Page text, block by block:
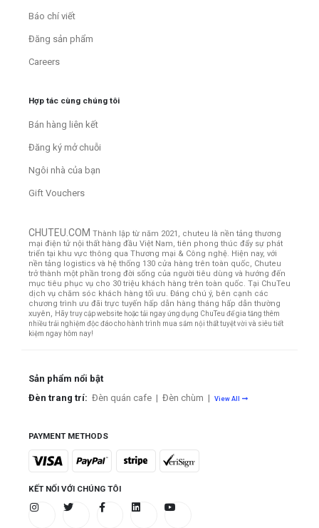
Báo chí viết
Đăng sản phẩm
Careers
Hợp tác cùng chúng tôi
Bán hàng liên kết
Đăng ký mở chuỗi
Ngôi nhà của bạn
Gift Vouchers
CHUTEU.COM Thành lập từ năm 2021, chuteu là nền tảng thương
mại điện tử nội thất hàng đầu Việt Nam, tiên phong thúc đẩy sự phát
triển tại khu vực thông qua Thương mại & Công nghệ. Hiện nay, với
nền tảng logistics và hệ thống 130 cửa hàng trên toàn quốc, Chuteu
trở thành một phần trong đời sống của người tiêu dùng và hướng đến
mục tiêu phục vụ cho 30 triệu khách hàng trên toàn quốc. Tại ChuTeu
dịch vụ chăm sóc khách hàng tối ưu. Đáng chú ý, bên cạnh các
chương trình ưu đãi trực tuyến hấp dẫn hàng tháng hấp dẫn thường
xuyên,
Hãy truy cập website hoặc tải ngay ứng dụng ChuTeu để gia tăng thêm
nhiều trải nghiệm độc đáo cho hành trình mua sắm nội thất tuyệt vời và siêu tiết
kiệm ngay hôm nay!
Sản phẩm nổi bật
Đèn trang trí: Đèn quán cafe | Đèn chùm | View All
PAYMENT METHODS
KẾT NỐI VỚI CHÚNG TÔI